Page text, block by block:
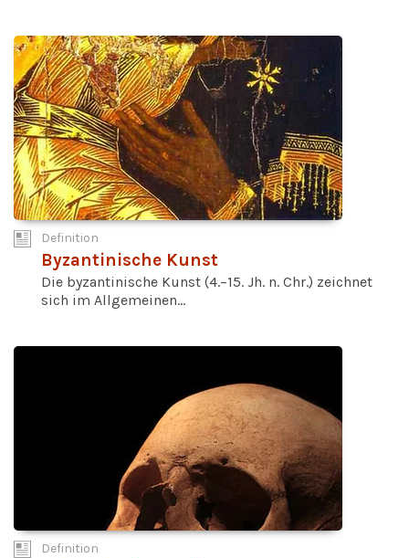
Definition
Byzantinische Kunst
Die byzantinische Kunst (4.–15. Jh. n. Chr.) zeichnet
sich im Allgemeinen...
Definition